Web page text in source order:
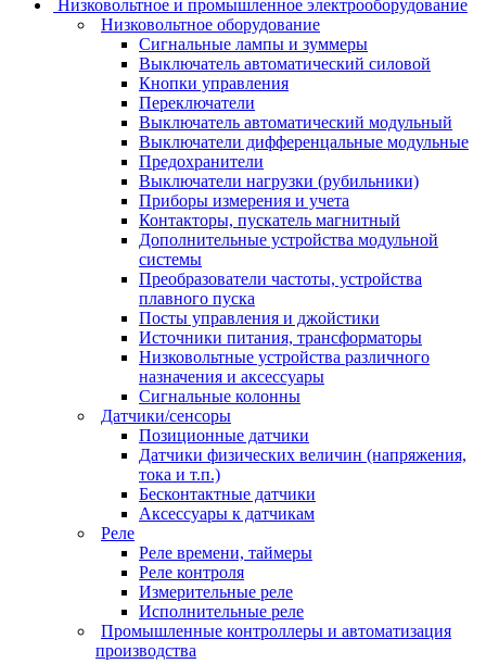
Низковольтное и промышленное электрооборудование
Низковольтное оборудование
Сигнальные лампы и зуммеры
Выключатель автоматический силовой
Кнопки управления
Переключатели
Выключатель автоматический модульный
Выключатели дифференцальные модульные
Предохранители
Выключатели нагрузки (рубильники)
Приборы измерения и учета
Контакторы, пускатель магнитный
Дополнительные устройства модульной
системы
Преобразователи частоты, устройства
плавного пуска
Посты управления и джойстики
Источники питания, трансформаторы
Низковольтные устройства различного
назначения и аксессуары
Сигнальные колонны
Датчики/сенсоры
Позиционные датчики
Датчики физических величин (напряжения,
тока и т.п.)
Бесконтактные датчики
Аксессуары к датчикам
Реле
Реле времени, таймеры
Реле контроля
Измерительные реле
Исполнительные реле
Промышленные контроллеры и автоматизация
производства